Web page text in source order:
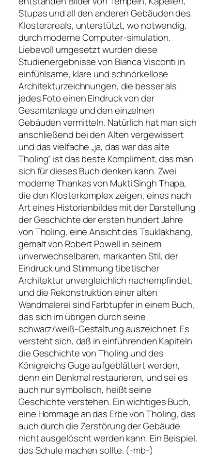
Stupas und all den anderen Gebäuden des
Klosterareals, unterstützt, wo notwendig,
durch moderne Computer-simulation.
Liebevoll umgesetzt wurden diese
Studienergebnisse von Bianca Visconti in
einfühlsame, klare und schnörkellose
Architekturzeichnungen, die besser als
jedes Foto einen Eindruck von der
Gesamtanlage und den einzelnen
Gebäuden vermitteln. Natürlich hat man sich
anschließend bei den Alten vergewissert
und das vielfache „ja, das war das alte
Tholing“ ist das beste Kompliment, das man
sich für dieses Buch denken kann. Zwei
moderne Thankas von Mukti Singh Thapa,
die den Klosterkomplex zeigen, eines nach
Art eines Historienbildes mit der Darstellung
der Geschichte der ersten hundert Jahre
von Tholing, eine Ansicht des Tsuklakhang,
gemalt von Robert Powell in seinem
unverwechselbaren, markanten Stil, der
Eindruck und Stimmung tibetischer
Architektur unvergleichlich nachempfindet,
und die Rekonstruktion einer alten
Wandmalerei sind Farbtupfer in einem Buch,
das sich im übrigen durch seine
schwarz/weiß-Gestaltung auszeichnet. Es
versteht sich, daß in einführenden Kapiteln
die Geschichte von Tholing und des
Königreichs Guge aufgeblättert werden,
denn ein Denkmal restaurieren, und sei es
auch nur symbolisch, heißt seine
Geschichte verstehen. Ein wichtiges Buch,
eine Hommage an das Erbe von Tholing, das
auch durch die Zerstörung der Gebäude
nicht ausgelöscht werden kann. Ein Beispiel,
das Schule machen sollte. (-mb-)